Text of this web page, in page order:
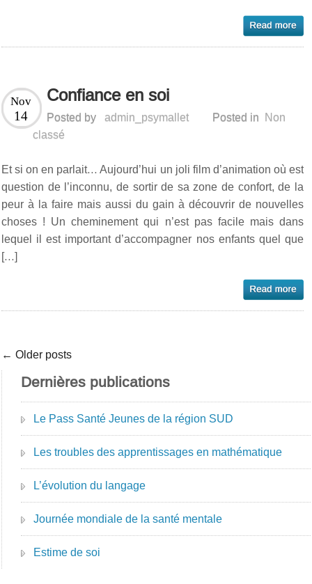
Confiance en soi
Nov
14 Posted by admin_psymallet Posted in
Non
classé
Et si on en parlait… Aujourd’hui un joli film d’animation où est
question de l’inconnu, de sortir de sa zone de confort, de la
peur à la faire mais aussi du gain à découvrir de nouvelles
choses ! Un cheminement qui n’est pas facile mais dans
lequel il est important d’accompagner nos enfants quel que
[…]
← Older posts
Dernières publications
Le Pass Santé Jeunes de la région SUD
Les troubles des apprentissages en mathématique
L’évolution du langage
Journée mondiale de la santé mentale
Estime de soi